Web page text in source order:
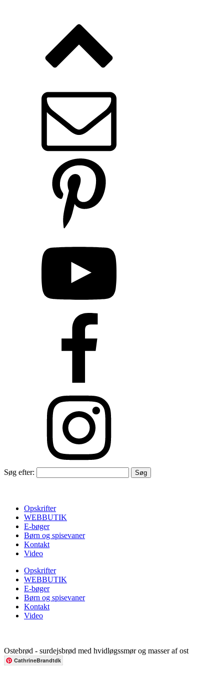
Søg efter:
Opskrifter
WEBBUTIK
E-bøger
Børn og spisevaner
Kontakt
Video
Opskrifter
WEBBUTIK
E-bøger
Børn og spisevaner
Kontakt
Video
Ostebrød - surdejsbrød med hvidløgssmør og masser af ost
CathrineBrandtdk